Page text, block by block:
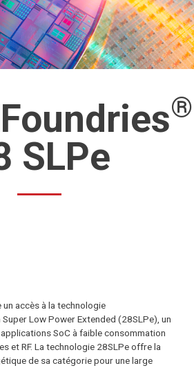
d’outils
®
SLPe
accès à la technologie
Low Power Extended (28SLPe), un
SoC à faible consommation
et RF. La technologie 28SLPe offre la
de sa catégorie pour une large